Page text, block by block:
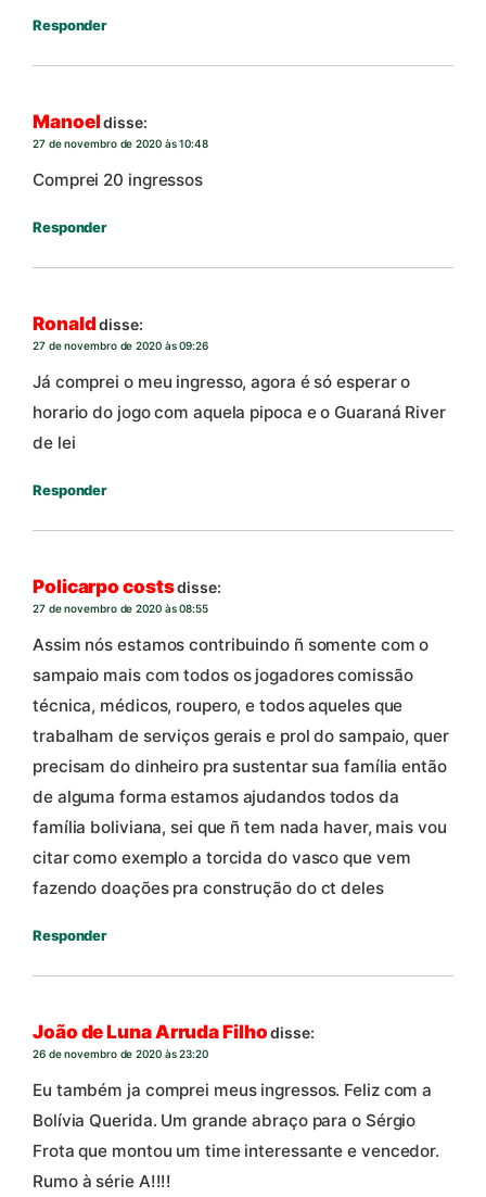
Responder
Manoeldisse:
27 de novembro de 2020 às 10:48
Comprei 20 ingressos
Responder
Ronalddisse:
27 de novembro de 2020 às 09:26
Já comprei o meu ingresso, agora é só esperar o
horario do jogo com aquela pipoca e o Guaraná River
de lei
Responder
Policarpo costsdisse:
27 de novembro de 2020 às 08:55
Assim nós estamos contribuindo ñ somente com o
sampaio mais com todos os jogadores comissão
técnica, médicos, roupero, e todos aqueles que
trabalham de serviços gerais e prol do sampaio, quer
precisam do dinheiro pra sustentar sua família então
de alguma forma estamos ajudandos todos da
família boliviana, sei que ñ tem nada haver, mais vou
citar como exemplo a torcida do vasco que vem
fazendo doações pra construção do ct deles
Responder
João de Luna Arruda Filho disse:
26 de novembro de 2020 às 23:20
Eu também ja comprei meus ingressos. Feliz com a
Bolívia Querida. Um grande abraço para o Sérgio
Frota que montou um time interessante e vencedor.
Rumo à série A!!!!